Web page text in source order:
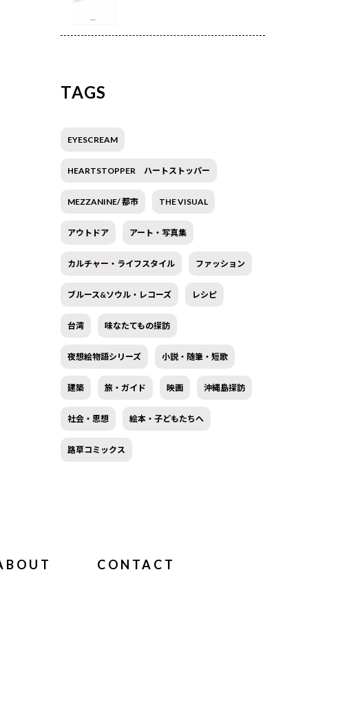
TAGS
EYESCREAM
HEARTSTOPPER ハートストッパー
MEZZANINE/ 都市 THE VISUAL
アウトドア アート・写真集
カルチャー・ライフスタイル ファッション
ブルース&ソウル・レコーズ レシピ
台湾 味なたてもの探訪
夜想絵物語シリーズ 小説・随筆・短歌
建築 旅・ガイド 映画 沖縄島探訪
社会・思想 絵本・子どもたちへ
路草コミックス
CONTACT